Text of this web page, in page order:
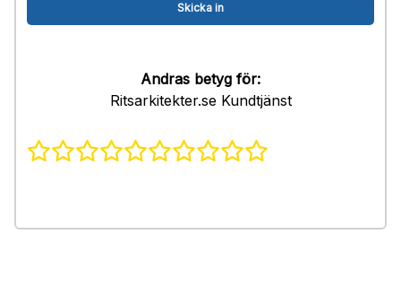
Andras betyg för:
Ritsarkitekter.se Kundtjänst